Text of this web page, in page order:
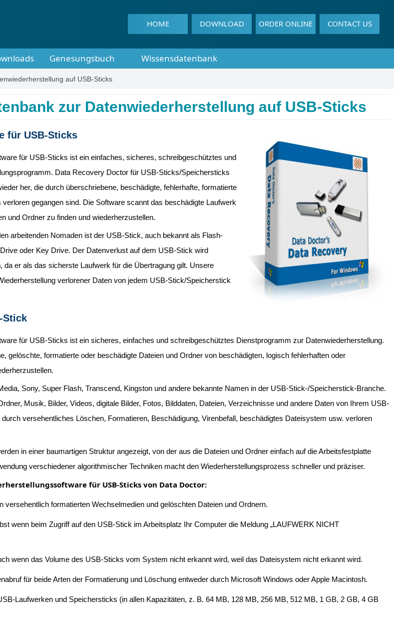
HOME DOWNLOAD ORDER ONLINE CONTACT US
Genesungsbuch Wissensdatenbank
auf USB-Sticks
zur Datenwiederherstellung auf USB-Sticks
für USB-Sticks
für USB-Sticks ist ein einfaches, sicheres, schreibgeschütztes und
Data Recovery Doctor für USB-Sticks/Speichersticks
her, die durch überschriebene, beschädigte, fehlerhafte, formatierte
gegangen sind. Die Software scannt das beschädigte Laufwerk
und Ordner zu finden und wiederherzustellen.
arbeitenden Nomaden ist der USB-Stick, auch bekannt als Flash-
oder Key Drive. Der Datenverlust auf dem USB-Stick wird
da er als das sicherste Laufwerk für die Übertragung gilt. Unsere
verlorener Daten von jedem USB-Stick/Speicherstick
Stick
für USB-Sticks ist ein sicheres, einfaches und schreibgeschütztes Dienstprogramm zur Datenwiederherstellung.
gelöschte, formatierte oder beschädigte Dateien und Ordner von beschädigten, logisch fehlerhaften oder
Sony, Super Flash, Transcend, Kingston und andere bekannte Namen in der USB-Stick-/Speicherstick-Branche.
Musik, Bilder, Videos, digitale Bilder, Fotos, Bilddaten, Dateien, Verzeichnisse und andere Daten von Ihrem USB-
versehentliches Löschen, Formatieren, Beschädigung, Virenbefall, beschädigtes Dateisystem usw. verloren
in einer baumartigen Struktur angezeigt, von der aus die Dateien und Ordner einfach auf die Arbeitsfestplatte
verschiedener algorithmischer Techniken macht den Wiederherstellungsprozess schneller und präziser.
für USB-Sticks von Data Doctor:
versehentlich formatierten Wechselmedien und gelöschten Dateien und Ordnern.
wenn beim Zugriff auf den USB-Stick im Arbeitsplatz Ihr Computer die Meldung „LAUFWERK NICHT
wenn das Volume des USB-Sticks vom System nicht erkannt wird, weil das Dateisystem nicht erkannt wird.
für beide Arten der Formatierung und Löschung entweder durch Microsoft Windows oder Apple Macintosh.
Laufwerken und Speichersticks (in allen Kapazitäten, z. B. 64 MB, 128 MB, 256 MB, 512 MB, 1 GB, 2 GB, 4 GB